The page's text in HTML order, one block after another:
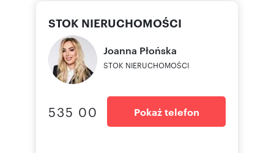
STOK NIERUCHOMOŚCI
Joanna Płońska
STOK NIERUCHOMOŚCI
535 00 Pokaż telefon